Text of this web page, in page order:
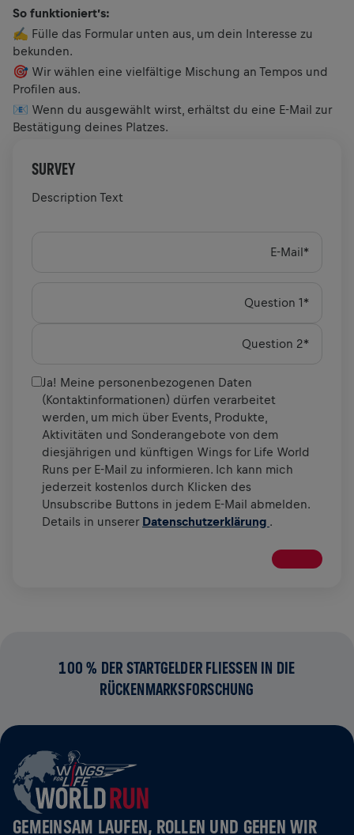
So funktioniert’s:
✍️ Fülle das Formular unten aus, um dein Interesse zu
bekunden.
🎯 Wir wählen eine vielfältige Mischung an Tempos und
Profilen aus.
📧 Wenn du ausgewählt wirst, erhältst du eine E-Mail zur
Bestätigung deines Platzes.
SURVEY
Description Text
E-Mail*
Question 1*
Question 2*
Ja! Meine personenbezogenen Daten
(Kontaktinformationen) dürfen verarbeitet
werden, um mich über Events, Produkte,
Aktivitäten und Sonderangebote von dem
diesjährigen und künftigen Wings for Life World
Runs per E-Mail zu informieren. Ich kann mich
jederzeit kostenlos durch Klicken des
Unsubscribe Buttons in jedem E-Mail abmelden.
Details in unserer Datenschutzerklärung .
100 % DER STARTGELDER FLIESSEN IN DIE R
ÜCKENMARKSFORSCHUNG
GEMEINSAM LAUFEN, ROLLEN UND GEHEN WIR